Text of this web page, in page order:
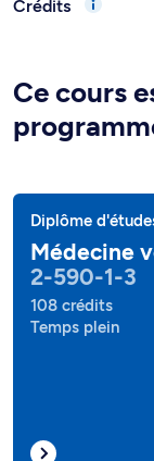
Crédits
Ce cours
Diplôme
Médecine
2-590-1-3
108 crédits
Temps plein